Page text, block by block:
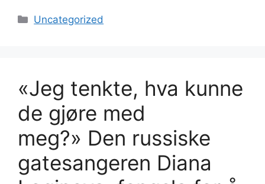
Kategorier
Uncategorized
«Jeg tenkte, hva kunne
de gjøre med
meg?» Den russiske
gatesangeren Diana